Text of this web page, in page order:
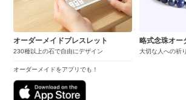
オーダーメイドブレスレット
230種以上の石で自由にデザイン
オーダーメイドをアプリでも！
略式念珠オー
大切な人への祈